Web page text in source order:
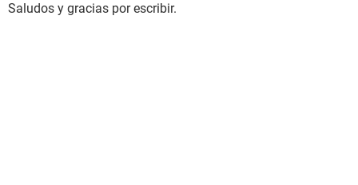
Saludos y gracias por escribir.